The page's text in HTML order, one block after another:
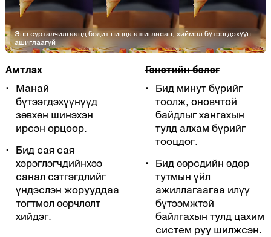
Энэ сурталчилгаанд бодит пицца ашигласан, хиймэл бүтээгдэхүүн
ашиглаагүй
Амтлах
Манай
бүтээгдэхүүнүүд
зөвхөн шинэхэн
ирсэн орцоор.
Бид сая сая
хэрэглэгчдийнхээ
санал сэтгэгдлийг
үндэслэн жорууддаа
тогтмол өөрчлөлт
хийдэг.
Гэнэтийн бэлэг
Бид минут бүрийг
тоолж, оновчтой
байдлыг хангахын
тулд алхам бүрийг
тооцдог.
Бид өөрсдийн өдөр
тутмын үйл
ажиллагаагаа илүү
бүтээмжтэй
байлгахын тулд цахим
систем руу шилжсэн.